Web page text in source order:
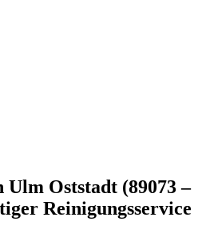
Oststadt (89073 –
Reinigungsservice